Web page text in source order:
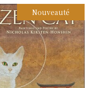
Nouveauté